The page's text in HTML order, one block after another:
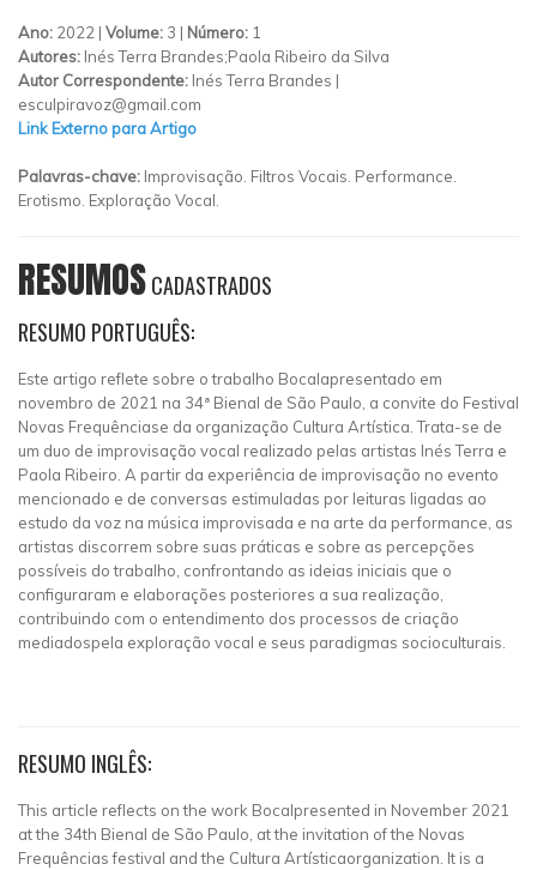
Ano: 2022 | Volume: 3 | Número: 1
Autores: Inés Terra Brandes;Paola Ribeiro da Silva
Autor Correspondente: Inés Terra Brandes |
esculpiravoz@gmail.com
Link Externo para Artigo
Palavras-chave: Improvisação. Filtros Vocais. Performance.
Erotismo. Exploração Vocal.
RESUMOSCADASTRADOS
RESUMO PORTUGUÊS:
Este artigo reflete sobre o trabalho Bocalapresentado em
novembro de 2021 na 34ª Bienal de São Paulo, a convite do Festival
Novas Frequênciase da organização Cultura Artística. Trata-se de
um duo de improvisação vocal realizado pelas artistas Inés Terra e
Paola Ribeiro. A partir da experiência de improvisação no evento
mencionado e de conversas estimuladas por leituras ligadas ao
estudo da voz na música improvisada e na arte da performance, as
artistas discorrem sobre suas práticas e sobre as percepções
possíveis do trabalho, confrontando as ideias iniciais que o
configuraram e elaborações posteriores a sua realização,
contribuindo com o entendimento dos processos de criação
mediadospela exploração vocal e seus paradigmas socioculturais.
RESUMO INGLÊS:
This article reflects on the work Bocalpresented in November 2021
at the 34th Bienal de São Paulo, at the invitation of the Novas
Frequências festival and the Cultura Artísticaorganization. It is a